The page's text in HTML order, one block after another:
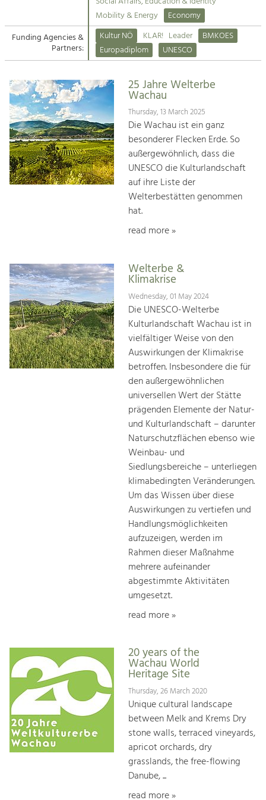
Suche
Impressum
Kontakt
Tourism
Offer Development and Positioning
Art & Culture
Crafts, Science and Research.
Social Affairs, Education
& Identity
Equality, Youth and Integration.
Climate Change, Public Transport and
Increase in Regional Value Added.
Mobility & Energy
Economy
Funding Agencies &
Partners:
Kultur NÖ KLAR! Leader
BMKOES
Europadiplom
UNESCO
25 Jahre Welterbe
Wachau
Thursday, 13 March 2025
Die Wachau ist ein ganz
besonderer Flecken Erde. So
außergewöhnlich, dass die
UNESCO die Kulturlandschaft
auf ihre Liste der
Welterbestätten genommen
hat.
read more »
Welterbe &
Klimakrise
Wednesday, 01 May 2024
Die UNESCO-Welterbe
Kulturlandschaft Wachau ist in
vielfältiger Weise von den
Auswirkungen der Klimakrise
betroffen. Insbesondere die für
den außergewöhnlichen
universellen Wert der Stätte
prägenden Elemente der Natur-
und Kulturlandschaft – darunter
Naturschutzflächen ebenso wie
Weinbau- und
Siedlungsbereiche – unterliegen
klimabedingten Veränderungen.
Um das Wissen über diese
Auswirkungen zu vertiefen und
Handlungsmöglichkeiten
aufzuzeigen, werden im
Rahmen dieser Maßnahme
mehrere aufeinander
abgestimmte Aktivitäten
umgesetzt.
read more »
20 years of the
Wachau World
Heritage Site
Thursday, 26 March 2020
Unique cultural landscape
between Melk and Krems Dry
stone walls, terraced vineyards,
apricot orchards, dry
grasslands, the free-flowing
Danube, ...
read more »